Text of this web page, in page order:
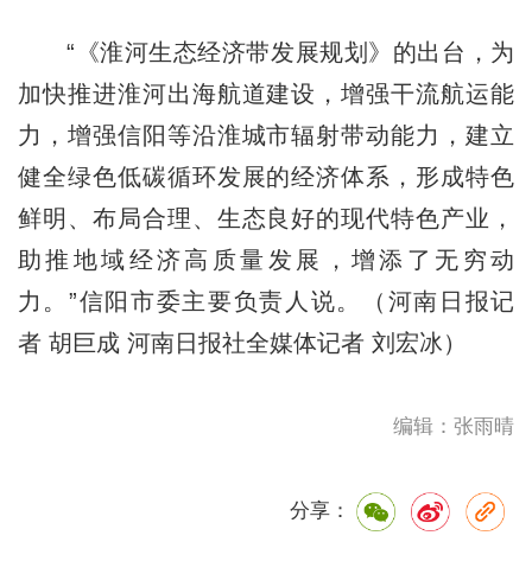
“《淮河生态经济带发展规划》的出台，为
加快推进淮河出海航道建设，增强干流航运能
力，增强信阳等沿淮城市辐射带动能力，建立
健全绿色低碳循环发展的经济体系，形成特色
鲜明、布局合理、生态良好的现代特色产业，
助推地域经济高质量发展，增添了无穷动
力。”信阳市委主要负责人说。（河南日报记
者 胡巨成 河南日报社全媒体记者 刘宏冰）
编辑：张雨晴
分享：